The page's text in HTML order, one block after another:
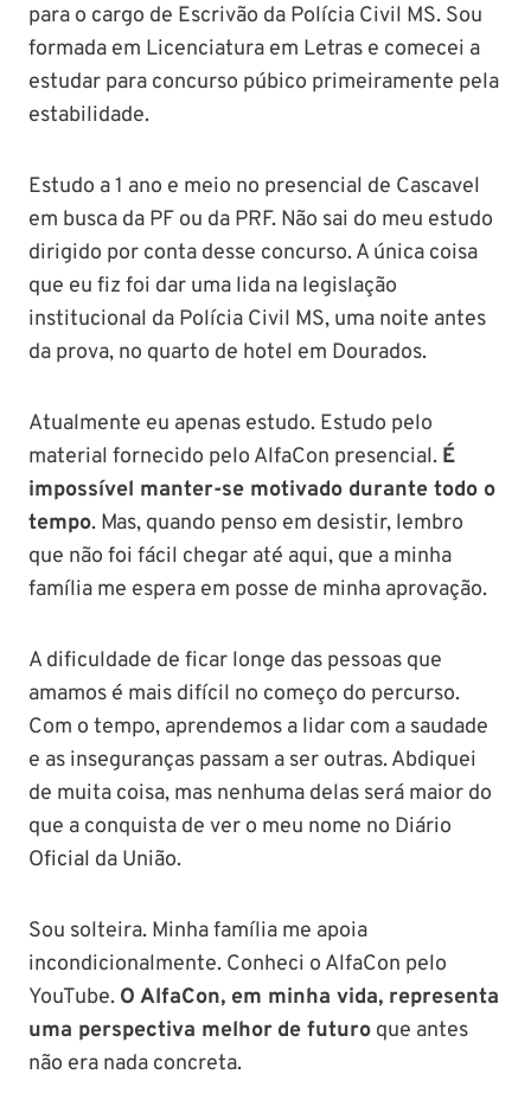
para o cargo de Escrivão da Polícia Civil MS. Sou
formada em Licenciatura em Letras e comecei a
estudar para concurso púbico primeiramente pela
estabilidade.
Estudo a 1 ano e meio no presencial de Cascavel
em busca da PF ou da PRF. Não sai do meu estudo
dirigido por conta desse concurso. A única coisa
que eu fiz foi dar uma lida na legislação
institucional da Polícia Civil MS, uma noite antes
da prova, no quarto de hotel em Dourados.
Atualmente eu apenas estudo. Estudo pelo
material fornecido pelo AlfaCon presencial. É
impossível manter-se motivado durante todo o
tempo. Mas, quando penso em desistir, lembro
que não foi fácil chegar até aqui, que a minha
família me espera em posse de minha aprovação.
A dificuldade de ficar longe das pessoas que
amamos é mais difícil no começo do percurso.
Com o tempo, aprendemos a lidar com a saudade
e as inseguranças passam a ser outras. Abdiquei
de muita coisa, mas nenhuma delas será maior do
que a conquista de ver o meu nome no Diário
Oficial da União.
Sou solteira. Minha família me apoia
incondicionalmente. Conheci o AlfaCon pelo
YouTube. O AlfaCon, em minha vida, representa
uma perspectiva melhor de futuro que antes
não era nada concreta.